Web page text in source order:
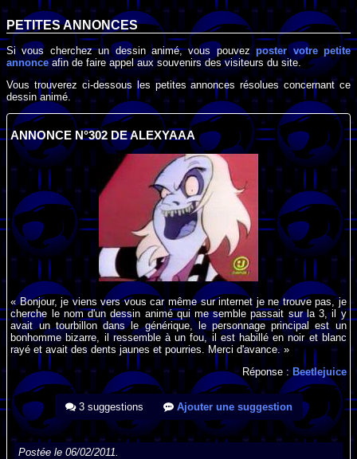
PETITES ANNONCES
Si vous cherchez un dessin animé, vous pouvezposter votre petite
annonceafin de faire appel aux souvenirs des visiteurs du site.
Vous trouverez ci-dessous les petites annonces résolues concernant ce
dessin animé.
ANNONCE N°302 DE ALEXYAAA
« Bonjour, je viens vers vous car même sur internet je ne trouve pas, je
cherche le nom d'un dessin animé qui me semble passait sur la 3, il y
avait un tourbillon dans le générique, le personnage principal est un
bonhomme bizarre, il ressemble à un fou, il est habillé en noir et blanc
rayé et avait des dents jaunes et pourries. Merci d'avance. »
Réponse : Beetlejuice
3 suggestions Ajouter une suggestion
Postée le 06/02/2011.